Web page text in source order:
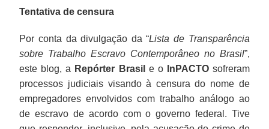
Tentativa de censura
Por conta da divulgação da “Lista de Transparência
sobre Trabalho Escravo Contemporâneo no Brasil”,
este blog, a Repórter Brasil e o InPACTOsofreram
processos judiciais visando à censura do nome de
empregadores envolvidos com trabalho análogo ao
de escravo de acordo com o governo federal. Tive